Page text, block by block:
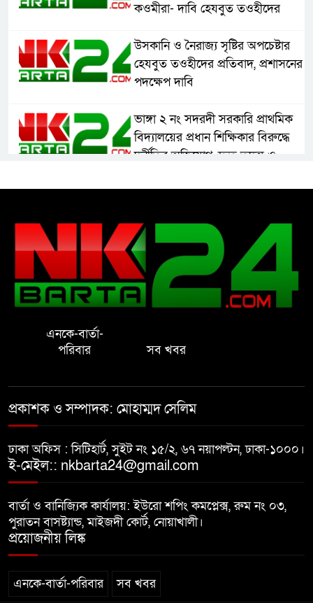
কওমীরা- দাবি হেযবুত তওহীদের
উসকানি ও নৈরাজ্য সৃষ্টির অপচেষ্টার
হেযবুত তওহীদের প্রতিবাদ, প্রশাসনের
পদক্ষেপ দাবি
ভাঙ্গা ২ নং সদরদী সরকারি প্রাথমিক
বিদ্যালয়ের প্রধান শিক্ষিকার বিরুদ্ধে
দুর্নীতির অভিযোগ, দ্রুত তদন্ত ও
সেলিম
নোয়াখালীতে ইসলামী মহা-সমাবেশ
সফল করতে মতবিনিময় সভা
হাতে ধর্ষণের শিকার স্কুলছাত্রী
গভীর রাতে চাচীর ঘরে ভাতিজা,
পুরুষাঙ্গ কেটে উধাও চাচী
নোয়াখালীতে র‌্যাবের অভিযান: ২
চাঞ্চল্যকর হত্যা মামলার আসামিসহ
গ্রেপ্তার ৪
বাসি খাবার বিক্রির অভিযোগ, দুই
এনকে-বার্তা-
পরিবার
সব খবর
প্রকাশক ও সম্পাদক: মোহাম্মদ সেলিম
ঢাকা অফিস : সিটিহার্ট, সুইট নং ১৫/২, ৬৭ নয়াপল্টন, ঢাকা-১০০০।
ই-মেইল:: nkbarta24@gmail.com
বার্তা ও বানিজ্যিক কার্যালয়: ইউরো শপিং কমপ্লেক্স, রুম নং ০৩,
পুরাতন বাসষ্ট্যান্ড, মাইজদী কোর্ট, নোয়াখালী।
প্রয়োজনীয় লিঙ্ক
এনকে-বার্তা-পরিবার সব খবর